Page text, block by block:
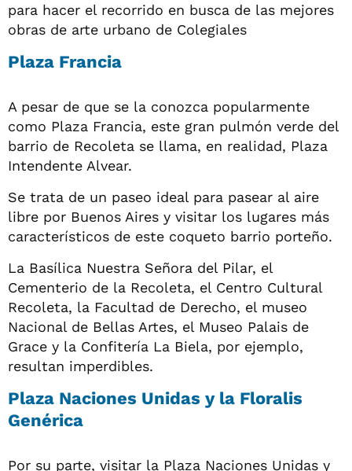
para hacer el recorrido en busca de las mejores
obras de arte urbano de Colegiales
Plaza Francia
A pesar de que se la conozca popularmente
como Plaza Francia, este gran pulmón verde del
barrio de Recoleta se llama, en realidad, Plaza
Intendente Alvear.
Se trata de un paseo ideal para pasear al aire
libre por Buenos Aires y visitar los lugares más
característicos de este coqueto barrio porteño.
La Basílica Nuestra Señora del Pilar, el
Cementerio de la Recoleta, el Centro Cultural
Recoleta, la Facultad de Derecho, el museo
Nacional de Bellas Artes, el Museo Palais de
Grace y la Confitería La Biela, por ejemplo,
resultan imperdibles.
Plaza Naciones Unidas y la Floralis
Genérica
Por su parte, visitar la Plaza Naciones Unidas y